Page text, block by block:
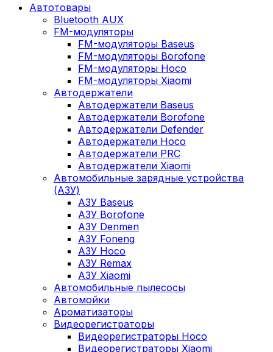
Автотовары
Bluetooth AUX
FM-модуляторы
FM-модуляторы Baseus
FM-модуляторы Borofone
FM-модуляторы Hoco
FM-модуляторы Xiaomi
Автодержатели
Автодержатели Baseus
Автодержатели Borofone
Автодержатели Defender
Автодержатели Hoco
Автодержатели PRC
Автодержатели Xiaomi
Автомобильные зарядные устройства
(АЗУ)
АЗУ Baseus
АЗУ Borofone
АЗУ Denmen
АЗУ Foneng
АЗУ Hoco
АЗУ Remax
АЗУ Xiaomi
Автомобильные пылесосы
Автомойки
Ароматизаторы
Видеорегистраторы
Видеорегистраторы Hoco
Видеорегистраторы Xiaomi